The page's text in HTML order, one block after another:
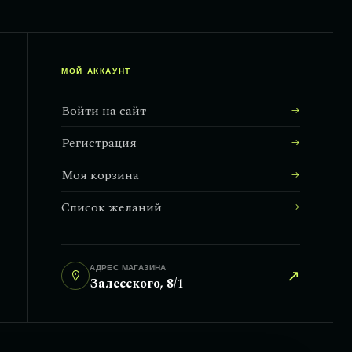
МОЙ АККАУНТ
Войти на сайт
Регистрация
Моя корзина
Список желаний
АДРЕС МАГАЗИНА
Залесского, 8/1 ↗